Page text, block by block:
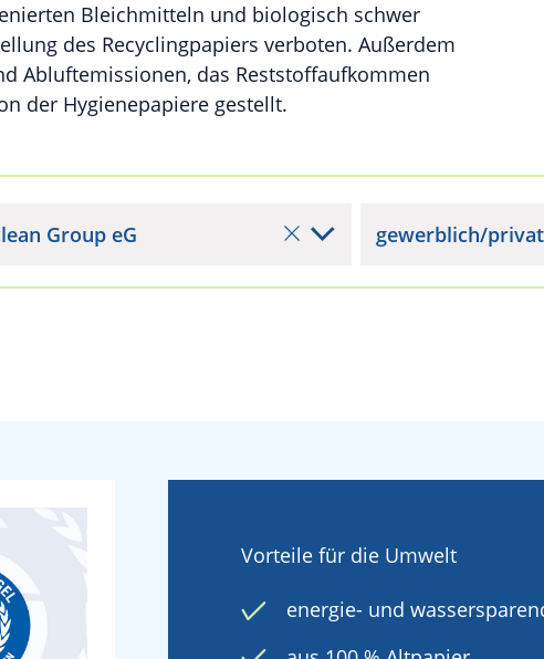
Bleichmitteln und biologisch schwer
des Recyclingpapiers verboten. Außerdem
Abluftemissionen, das Reststoffaufkommen
der Hygienepapiere gestellt.
Group eG gewerblich/
Vorteile für die Umwelt
energie- und